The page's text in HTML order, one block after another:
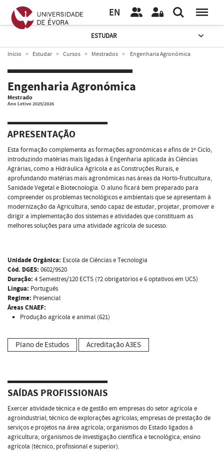
EN
ESTUDAR
Início Estudar Cursos Mestrados Engenharia Agronómica
Engenharia Agronómica
Mestrado
Ano Letivo 2025/2026
APRESENTAÇÃO
Esta formação complementa as formações agronómicas e afins de 1º Ciclo,
introduzindo matérias mais ligadas à Engenharia aplicada às Ciências
Agrárias, como a Hidráulica Agrícola e as Construções Rurais, e
aprofundando matérias mais agronómicas nas áreas da Horto-fruticultura,
Sanidade Vegetal e Biotecnologia. O aluno ficará bem preparado para
compreender os problemas tecnológicos e ambientais que se apresentam à
modernização da Agricultura, sendo capaz de estudar, projetar, promover e
dirigir a implementação dos sistemas e atividades que constituam as
melhores soluções para uma atividade agrícola de sucesso.
Unidade Orgânica: Escola de Ciências e Tecnologia
Cód. DGES: 0602/9520
Duração: 4 Semestres/120 ECTS (72 obrigatórios e 6 optativos em UCS)
Língua: Português
Regime: Presencial
Áreas CNAEF:
Produção agrícola e animal (621)
Plano de Estudos Acreditação A3ES
SAÍDAS PROFISSIONAIS
Exercer atividade técnica e de gestão em empresas do setor agrícola e
agroindustrial; técnico de explorações agrícolas; empresas de prestação de
serviços e projetos na área agrícola; organismos do Estado ligados à
agricultura; organismos de investigação científica e tecnológica; ensino
agrícola (técnico, profissional e superior).